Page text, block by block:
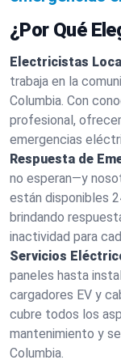
¿Por Qué
Electricistas
trabaja en la
Columbia. Con
profesional,
emergencias
Respuesta de
no esperan—y
están disponibles
brindando
inactividad para
Servicios
paneles hasta
cargadores EV y
cubre todos los
mantenimiento y
Columbia.